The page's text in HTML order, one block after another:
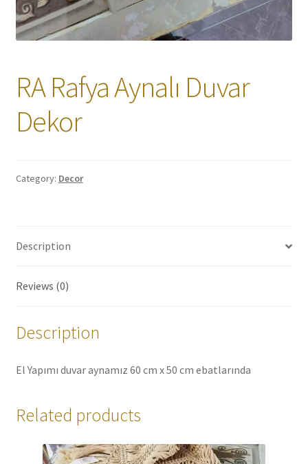
RA Rafya Aynalı Duvar
Dekor
Category: Decor
Description
Reviews (0)
Description
El Yapımı duvar aynamız 60 cm x 50 cm ebatlarında
Related products